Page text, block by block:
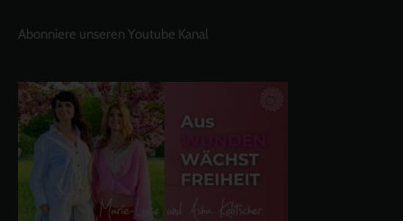
Abonniere unseren Youtube Kanal